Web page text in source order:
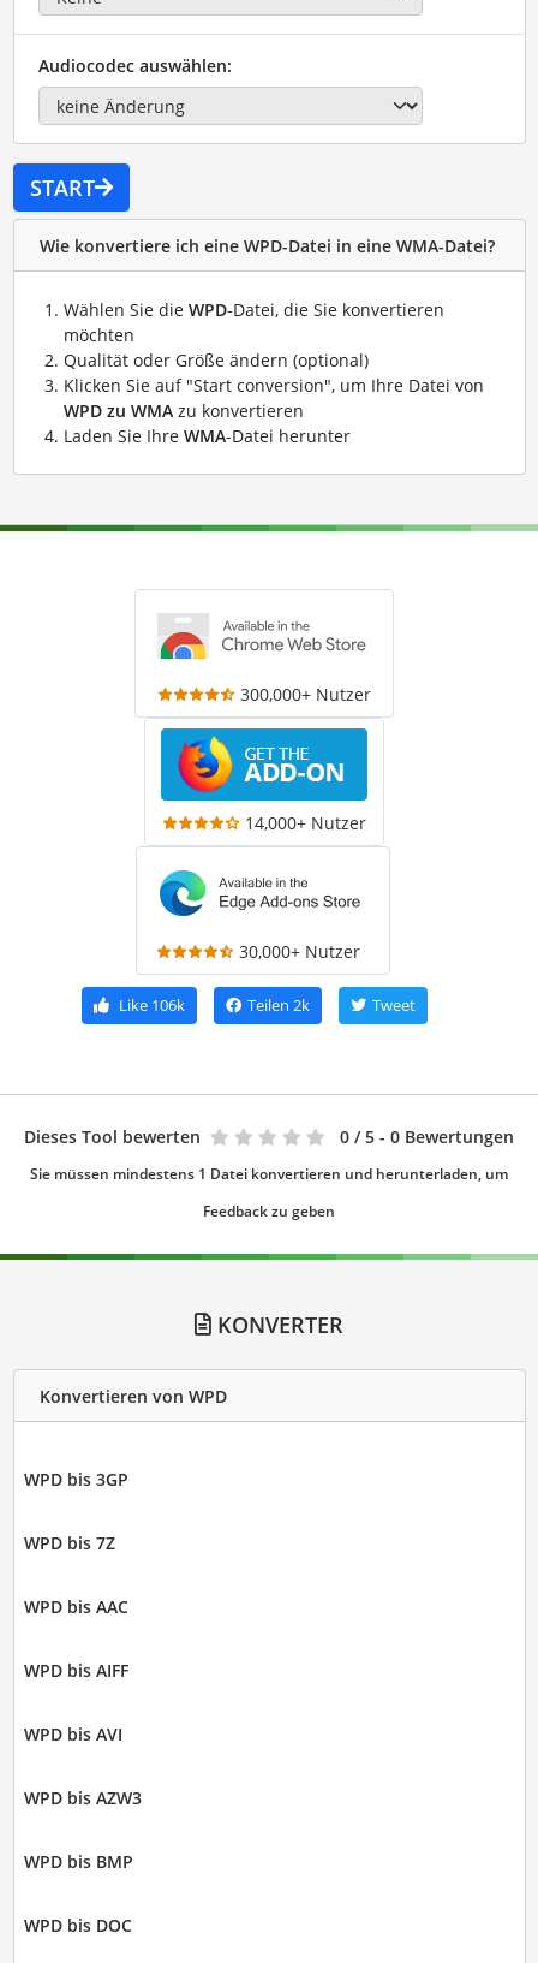
Audiocodec auswählen:
START
Wie konvertiere ich eine WPD-Datei in eine WMA-Datei?
Wählen Sie die WPD-Datei, die Sie konvertieren
möchten
Qualität oder Größe ändern (optional)
Klicken Sie auf "Start conversion", um Ihre Datei von
WPD zu WMAzu konvertieren
Laden Sie Ihre WMA-Datei herunter
300,000+ Nutzer
14,000+ Nutzer
30,000+ Nutzer
Like 106k Teilen 2k Tweet
Dieses Tool bewerten 0 / 5 - 0 Bewertungen
Sie müssen mindestens 1 Datei konvertieren und herunterladen, um
Feedback zu geben
KONVERTER
Konvertieren von WPD
WPD bis 3GP
WPD bis 7Z
WPD bis AAC
WPD bis AIFF
WPD bis AVI
WPD bis AZW3
WPD bis BMP
WPD bis DOC